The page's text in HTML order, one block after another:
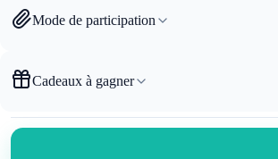
Mode de participation
Cadeaux à gagner